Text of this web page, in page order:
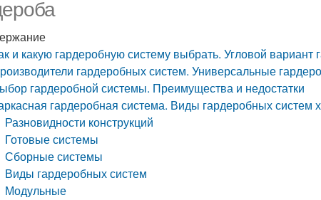
и какую гардеробную систему выбрать. Угловой вариант
гардеробных систем. Универсальные
гардеробной системы. Преимущества и недостатки
гардеробная система. Виды гардеробных
Разновидности конструкций
Готовые системы
Сборные системы
Виды гардеробных систем
Модульные